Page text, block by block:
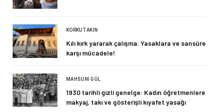
KORKUT AKIN
Kılı kırk yararak çalışma: Yasaklara ve sansüre
karşı mücadele!
MAHSUNI GÜL
1930 tarihli gizli genelge: Kadın öğretmenlere
makyaj, takı ve gösterişli kıyafet yasağı